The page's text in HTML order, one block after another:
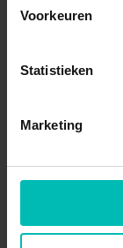
Voorkeuren
Statistieken
Marketing
bepaalt
Praktijk
tarieven